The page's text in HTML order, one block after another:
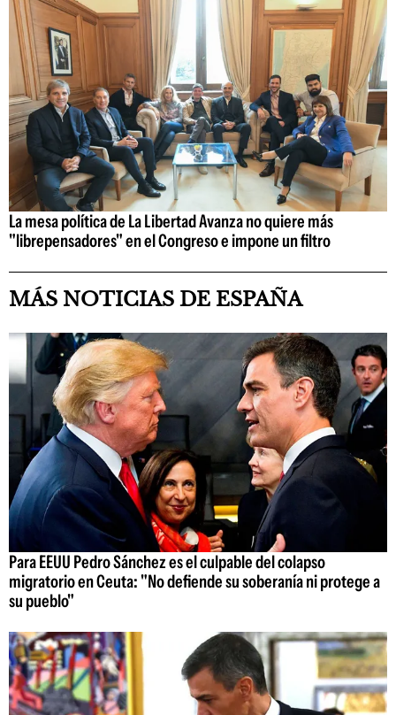
La mesa política de La Libertad Avanza no quiere más
"librepensadores" en el Congreso e impone un filtro
MÁS NOTICIAS DE ESPAÑA
Para EEUU Pedro Sánchez es el culpable del colapso
migratorio en Ceuta: "No defiende su soberanía ni protege a
su pueblo"